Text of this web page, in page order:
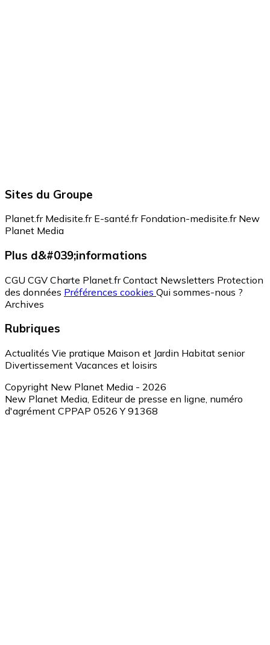
Sites du Groupe
Planet.fr Medisite.fr E-santé.fr Fondation-medisite.fr New
Planet Media
Plus d&#039;informations
CGU CGV Charte Planet.fr Contact Newsletters Protection
des données Préférences cookies Qui sommes-nous ?
Archives
Rubriques
Actualités Vie pratique Maison et Jardin Habitat senior
Divertissement Vacances et loisirs
Copyright New Planet Media - 2026
New Planet Media, Editeur de presse en ligne, numéro
d'agrément CPPAP 0526 Y 91368